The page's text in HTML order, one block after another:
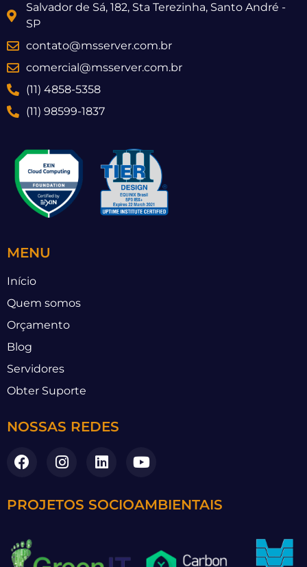
Salvador de Sá, 182, Sta Terezinha, Santo André -
SP
contato@msserver.com.br
comercial@msserver.com.br
(11) 4858-5358
(11) 98599-1837
MENU
Início
Quem somos
Orçamento
Blog
Servidores
Obter Suporte
NOSSAS REDES
PROJETOS SOCIOAMBIENTAIS